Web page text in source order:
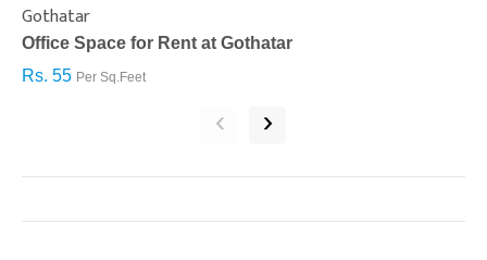
Gothatar
Office Space for Rent at Gothatar
Rs. 55 Per Sq.Feet
‹ ›